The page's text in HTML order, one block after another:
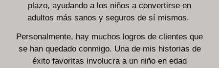
plazo, ayudando a los niños a convertirse en
adultos más sanos y seguros de sí mismos.
Personalmente, hay muchos logros de clientes que
se han quedado conmigo. Una de mis historias de
éxito favoritas involucra a un niño en edad